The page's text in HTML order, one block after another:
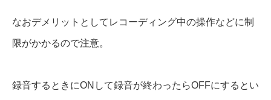
なおデメリットとしてレコーディング中の操作などに制
限がかかるので注意。
録音するときにONして録音が終わったらOFFにするとい